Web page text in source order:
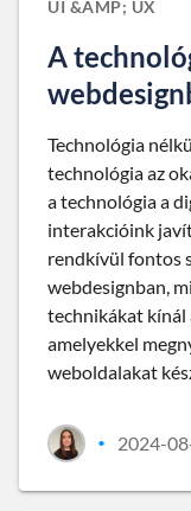
UI &AMP; UX
A
Technológia
technológia az
a technológia a
interakcióink
rendkívül fontos
webdesignban,
technikákat kínál
amelyekkel
weboldalakat
• 2024-